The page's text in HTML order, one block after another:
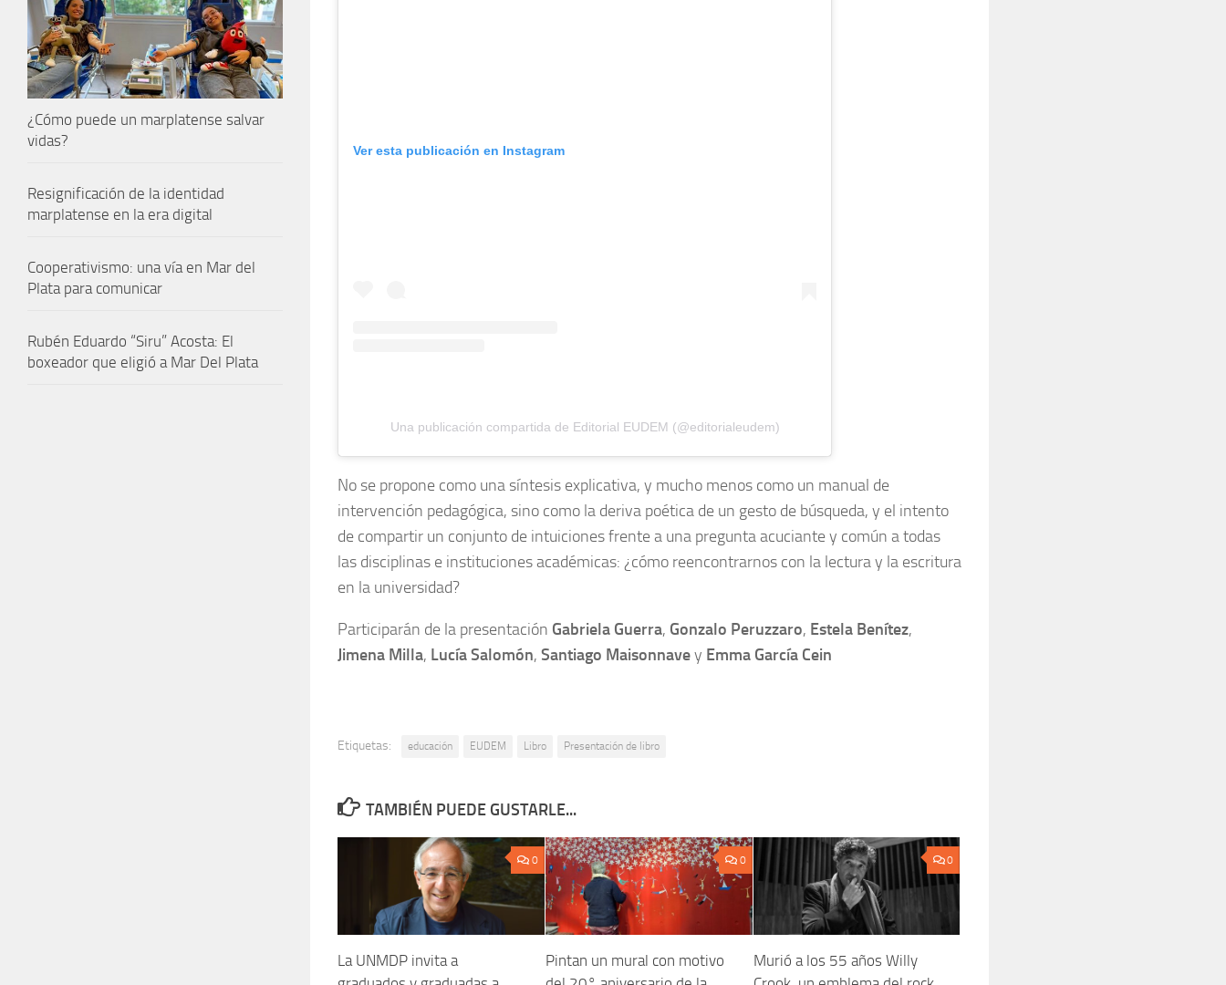
Ver esta publicación en Instagram
Una publicación compartida de Editorial EUDEM (@editorialeudem)
No se propone como una síntesis explicativa, y mucho menos como un manual de
intervención pedagógica, sino como la deriva poética de un gesto de búsqueda, y el intento
de compartir un conjunto de intuiciones frente a una pregunta acuciante y común a todas
las disciplinas e instituciones académicas: ¿cómo reencontrarnos con la lectura y la escritura
en la universidad?
Participarán de la presentación Gabriela Guerra, Gonzalo Peruzzaro, Estela Benítez,
Jimena Milla, Lucía Salomón, Santiago Maisonnavey Emma García Cein
Etiquetas: educación EUDEM Libro Presentación de libro
TAMBIÉN PUEDE GUSTARLE...
0
La UNMDP invita a
0
Pintan un mural con motivo
0
Murió a los 55 años Willy
¿Cómo puede un marplatense salvar
vidas?
Resignificación de la identidad
marplatense en la era digital
Cooperativismo: una vía en Mar del
Plata para comunicar
Rubén Eduardo “Siru” Acosta: El
boxeador que eligió a Mar Del Plata